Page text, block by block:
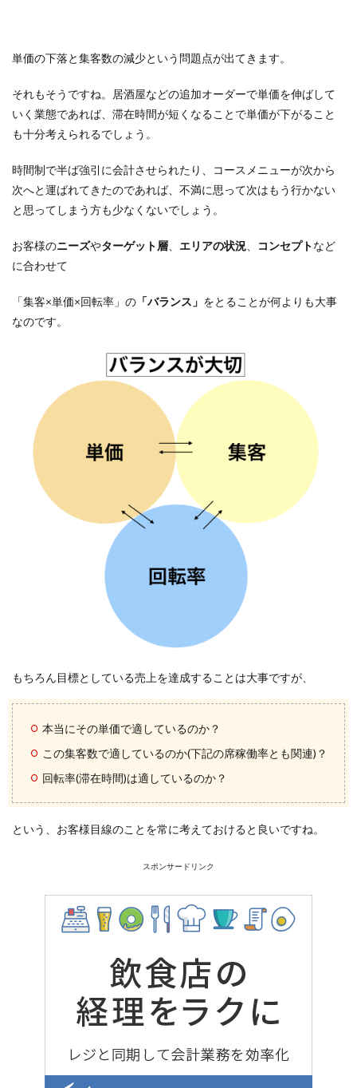
単価の下落と集客数の減少という問題点が出てきます。
それもそうですね。居酒屋などの追加オーダーで単価を伸ばして
いく業態であれば、滞在時間が短くなることで単価が下がること
も十分考えられるでしょう。
時間制で半ば強引に会計させられたり、コースメニューが次から
次へと運ばれてきたのであれば、不満に思って次はもう行かない
と思ってしまう方も少なくないでしょう。
お客様のニーズやターゲット層 エリアの状況 コンセプトなど
に合わせて
「集客×単価×回転率」の 「バランス」 をとることが何よりも大事
なのです。
もちろん目標としている売上を達成することは大事ですが、
本当にその単価で適しているのか？
この集客数で適しているのか(下記の席稼働率とも関連)？
回転率(滞在時間)は適しているのか？
という、お客様目線のことを常に考えておけると良いですね。
スポンサードリンク